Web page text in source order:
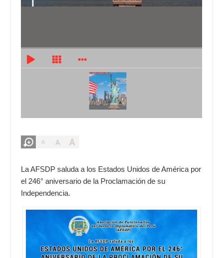
A A A
La AFSDP saluda a los Estados Unidos de América por
el 246° aniversario de la Proclamación de su
Independencia.